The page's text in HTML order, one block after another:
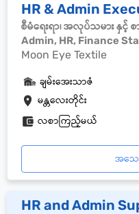
HR & Admin
စီမံရေးရာ၊ အလုပ်သမား နှင့် စ
Admin, HR, Finance
Moon Eye Textile
မန္တလေးတိုင်း
ချမ်းအေးသာဇံ
လစာကြည့်မယ်
အသေ
HR and Admin